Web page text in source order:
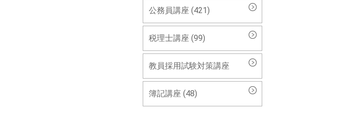
公務員講座 (421)
税理士講座 (99)
教員採用試験対策講座
簿記講座 (48)